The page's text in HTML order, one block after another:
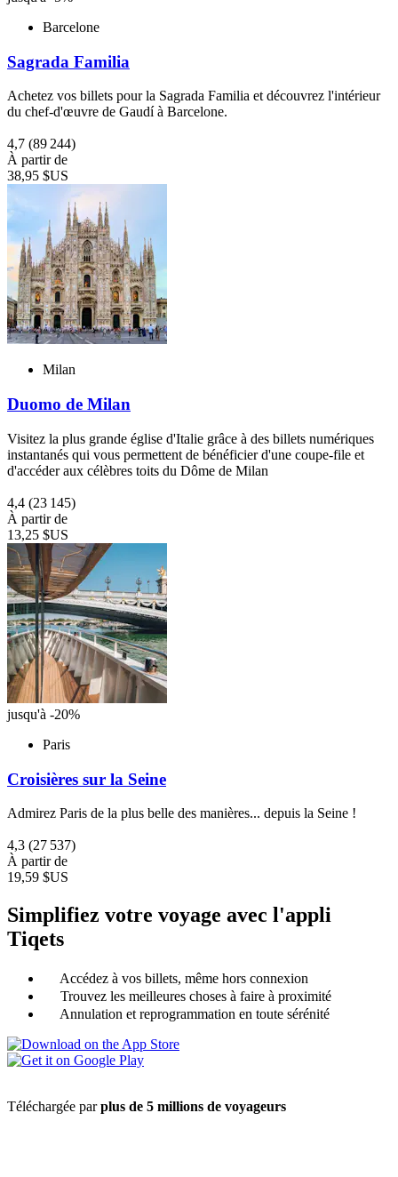
Barcelone
Sagrada Familia
Achetez vos billets pour la Sagrada Familia et découvrez l'intérieur
du chef-d'œuvre de Gaudí à Barcelone.
4,7 (89 244)
À partir de
38,95 $US
Milan
Duomo de Milan
Visitez la plus grande église d'Italie grâce à des billets numériques
instantanés qui vous permettent de bénéficier d'une coupe-file et
d'accéder aux célèbres toits du Dôme de Milan
4,4 (23 145)
À partir de
13,25 $US
jusqu'à -20%
Paris
Croisières sur la Seine
Admirez Paris de la plus belle des manières... depuis la Seine !
4,3 (27 537)
À partir de
19,59 $US
Simplifiez votre voyage avec l'appli
Tiqets
Accédez à vos billets, même hors connexion
Trouvez les meilleures choses à faire à proximité
Annulation et reprogrammation en toute sérénité
Téléchargée parplus de 5 millions de voyageurs